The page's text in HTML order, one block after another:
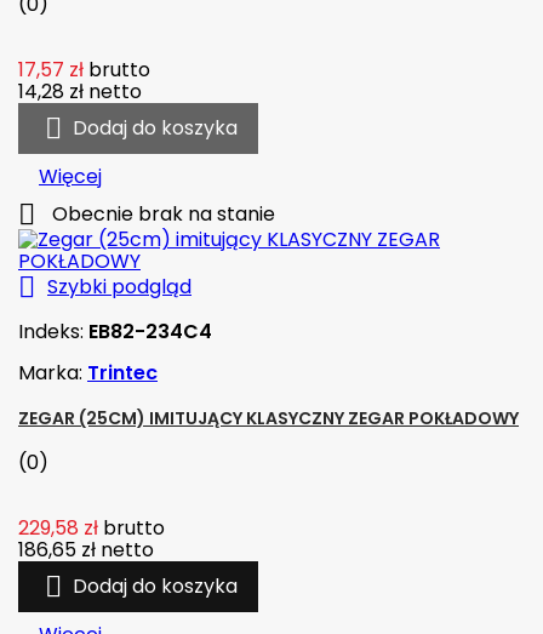
17,57 zł brutto
14,28 zł netto
 Dodaj do koszyka
Więcej
 Obecnie brak na stanie
 Szybki podgląd
Indeks: EB82-234C4
Marka: Trintec
ZEGAR (25CM) IMITUJĄCY KLASYCZNY ZEGAR POKŁADOWY
(0)
229,58 zł brutto
186,65 zł netto
 Dodaj do koszyka